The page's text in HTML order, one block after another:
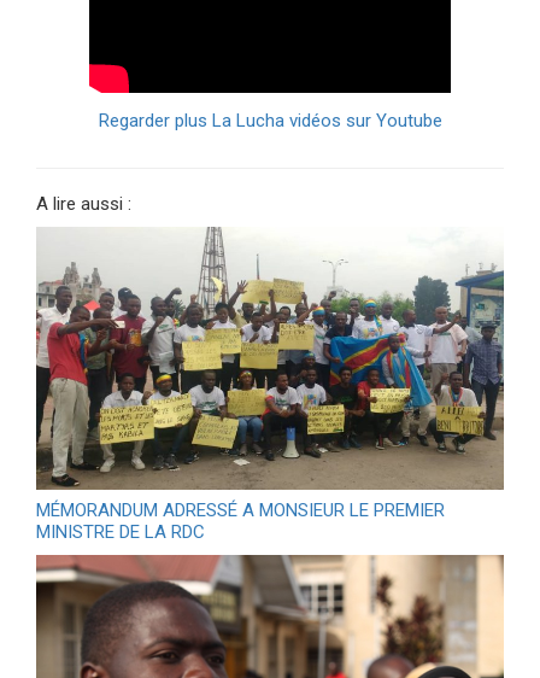
Regarder plus La Lucha vidéos sur Youtube
A lire aussi :
MÉMORANDUM ADRESSÉ A MONSIEUR LE PREMIER
MINISTRE DE LA RDC